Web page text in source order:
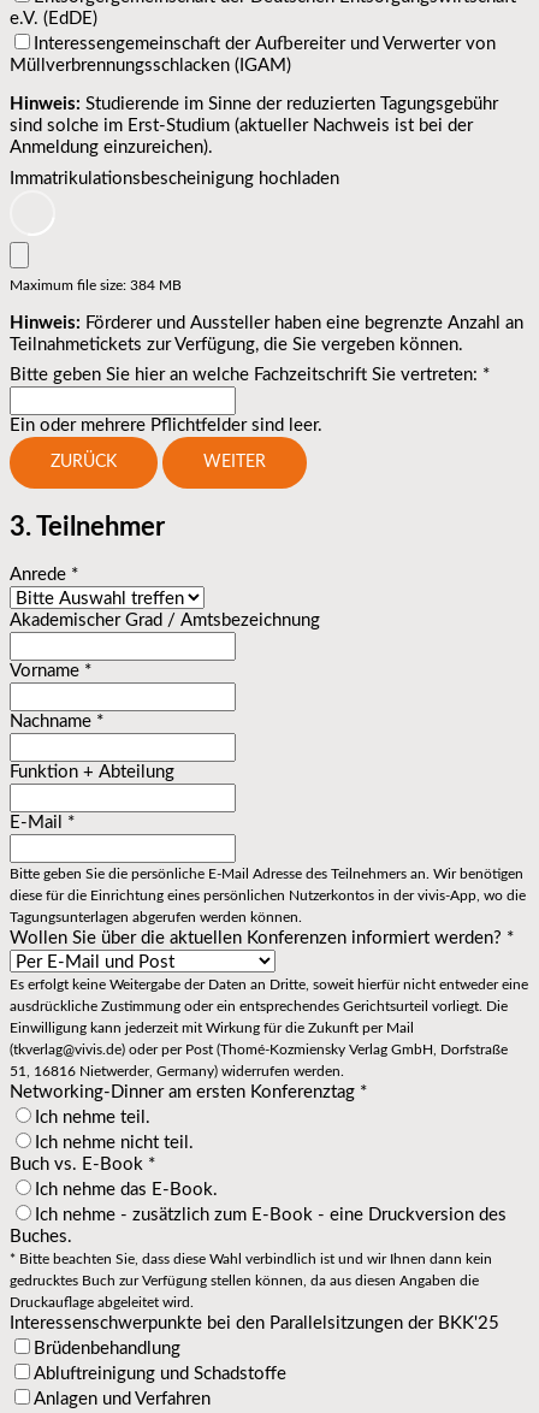
e.V. (EdDE)
Interessengemeinschaft der Aufbereiter und Verwerter von
Müllverbrennungsschlacken (IGAM)
Hinweis: Studierende im Sinne der reduzierten Tagungsgebühr
sind solche im Erst-Studium (aktueller Nachweis ist bei der
Anmeldung einzureichen).
Immatrikulationsbescheinigung hochladen
Maximum file size: 384 MB
Hinweis: Förderer und Aussteller haben eine begrenzte Anzahl an
Teilnahmetickets zur Verfügung, die Sie vergeben können.
Bitte geben Sie hier an welche Fachzeitschrift Sie vertreten: *
Ein oder mehrere Pflichtfelder sind leer.
ZURÜCK WEITER
3. Teilnehmer
Anrede *
Akademischer Grad / Amtsbezeichnung
Vorname *
Nachname *
Funktion + Abteilung
E-Mail *
Bitte geben Sie die persönliche E-Mail Adresse des Teilnehmers an. Wir benötigen
diese für die Einrichtung eines persönlichen Nutzerkontos in der vivis-App, wo die
Tagungsunterlagen abgerufen werden können.
Wollen Sie über die aktuellen Konferenzen informiert werden? *
Es erfolgt keine Weitergabe der Daten an Dritte, soweit hierfür nicht entweder eine
ausdrückliche Zustimmung oder ein entsprechendes Gerichtsurteil vorliegt. Die
Einwilligung kann jederzeit mit Wirkung für die Zukunft per Mail
(tkverlag@vivis.de) oder per Post (Thomé-Kozmiensky Verlag GmbH, Dorfstraße
51, 16816 Nietwerder, Germany) widerrufen werden.
Networking-Dinner am ersten Konferenztag *
Ich nehme teil.
Ich nehme nicht teil.
Buch vs. E-Book *
Ich nehme das E-Book.
Ich nehme - zusätzlich zum E-Book - eine Druckversion des
Buches.
* Bitte beachten Sie, dass diese Wahl verbindlich ist und wir Ihnen dann kein
gedrucktes Buch zur Verfügung stellen können, da aus diesen Angaben die
Druckauflage abgeleitet wird.
Interessenschwerpunkte bei den Parallelsitzungen der BKK'25
Brüdenbehandlung
Abluftreinigung und Schadstoffe
Anlagen und Verfahren